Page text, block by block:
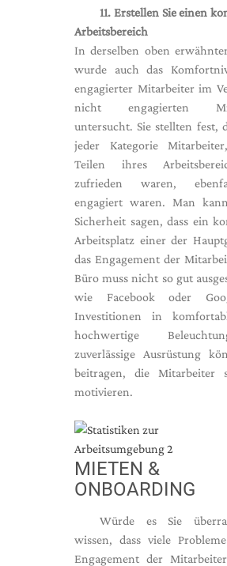
11. Erstellen Sie einen
Arbeitsbereich
In derselben oben
wurde auch das
engagierter Mitarbeiter im
nicht engagierten
untersucht. Sie stellten fest,
jeder Kategorie
Teilen ihres
zufrieden waren,
engagiert waren. Man
Sicherheit sagen, dass ein
Arbeitsplatz einer der
das Engagement der
Büro muss nicht so gut
wie Facebook oder
Investitionen in
hochwertige
zuverlässige Ausrüstung
beitragen, die Mitarbeiter
motivieren.
MIETEN &
ONBOARDING
Würde es Sie
wissen, dass viele
Engagement der